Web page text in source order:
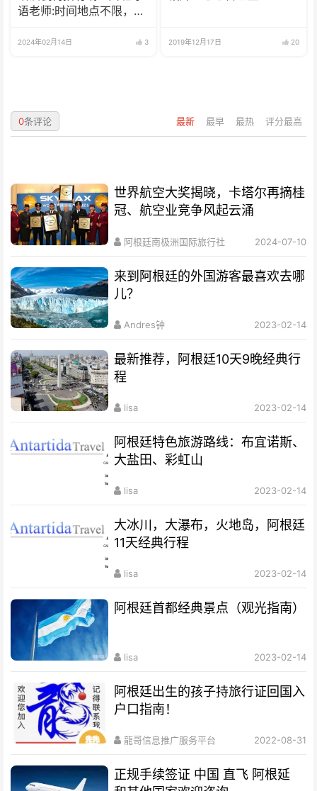
语老师:时间地点不限，可
2024年02月14日 3 2019年12月17日 20
最新 最早 最热 评分最高
0条评论
世界航空大奖揭晓，卡塔尔再摘桂
冠、航空业竞争风起云涌
阿根廷南极洲国际旅行社 2024-07-10
来到阿根廷的外国游客最喜欢去哪
儿？
Andres钟 2023-02-14
最新推荐，阿根廷10天9晚经典行
程
lisa 2023-02-14
阿根廷特色旅游路线：布宜诺斯、
大盐田、彩虹山
lisa 2023-02-14
大冰川，大瀑布，火地岛，阿根廷
11天经典行程
lisa 2023-02-14
阿根廷首都经典景点（观光指南）
lisa 2023-02-14
阿根廷出生的孩子持旅行证回国入
户口指南！
龍哥信息推广服务平台 2022-08-31
正规手续签证 中国 直飞 阿根延